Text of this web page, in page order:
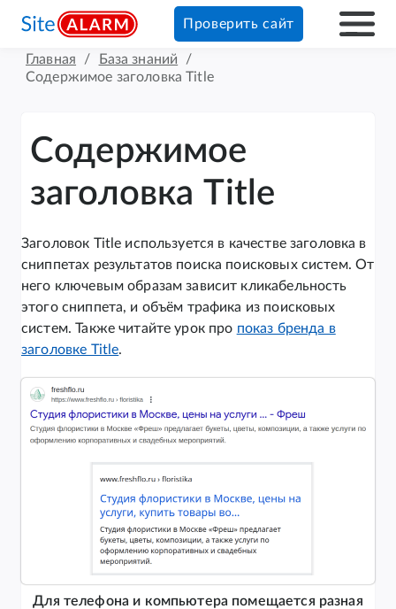
Проверить сайт
Главная / База знаний
/
Содержимое заголовка Title
Содержимое
заголовка Title
Заголовок Title используется в качестве заголовка в
сниппетах результатов поиска поисковых систем. От
него ключевым образам зависит кликабельность
этого сниппета, и объём трафика из поисковых
систем. Также читайте урок про показ бренда в
заголовке Title.
Для телефона и компьютера помещается разная